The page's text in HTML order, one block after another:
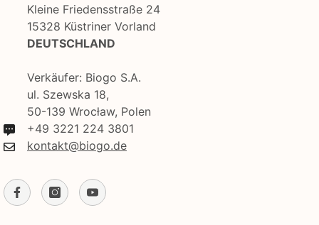
Kleine Friedensstraße 24
15328 Küstriner Vorland
DEUTSCHLAND
Verkäufer: Biogo S.A.
ul. Szewska 18,
50-139 Wrocław, Polen
+49 3221 224 3801
kontakt@biogo.de